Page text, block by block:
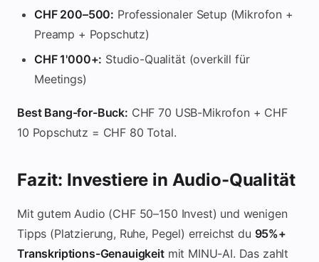
CHF 200–500: Professionaler Setup (Mikrofon +
Preamp + Popschutz)
CHF 1'000+: Studio-Qualität (overkill für
Meetings)
Best Bang-for-Buck: CHF 70 USB-Mikrofon + CHF
10 Popschutz = CHF 80 Total.
Fazit: Investiere in Audio-Qualität
Mit gutem Audio (CHF 50–150 Invest) und wenigen
Tipps (Platzierung, Ruhe, Pegel) erreichst du 95%+
Transkriptions-Genauigkeitmit MINU-AI. Das zahlt